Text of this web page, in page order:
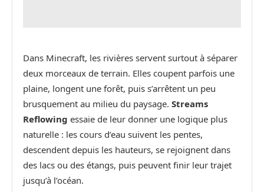
Dans Minecraft, les rivières servent surtout à séparer
deux morceaux de terrain. Elles coupent parfois une
plaine, longent une forêt, puis s’arrêtent un peu
brusquement au milieu du paysage. Streams
Reflowing essaie de leur donner une logique plus
naturelle : les cours d’eau suivent les pentes,
descendent depuis les hauteurs, se rejoignent dans
des lacs ou des étangs, puis peuvent finir leur trajet
jusqu’à l’océan.